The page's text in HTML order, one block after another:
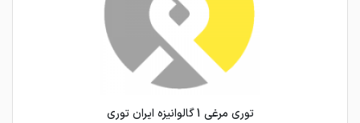
توری مرغی 1 گالوانیزه ایران توری